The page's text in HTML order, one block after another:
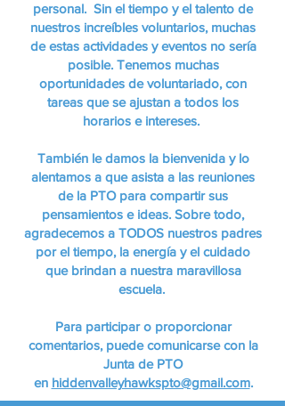
personal. Sin el tiempo y el talento de
nuestros increíbles voluntarios, muchas
de estas actividades y eventos no sería
posible. Tenemos muchas
oportunidades de voluntariado, con
tareas que se ajustan a todos los
horarios e intereses.
También le damos la bienvenida y lo
alentamos a que asista a las reuniones
de la PTO para compartir sus
pensamientos e ideas. Sobre todo,
agradecemos a TODOS nuestros padres
por el tiempo, la energía y el cuidado
que brindan a nuestra maravillosa
escuela.
Para participar o proporcionar
comentarios, puede comunicarse con la
Junta de PTO
en hiddenvalleyhawkspto@gmail.com.